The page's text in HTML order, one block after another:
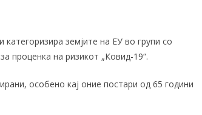
земјите на ЕУ во групи со
проценка на ризикот „Ковид-19“.
особено кај оние постари од 65 години